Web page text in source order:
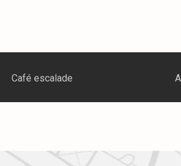
Activité sportive intérieure